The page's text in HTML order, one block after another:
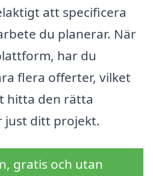
att specificera
du planerar. När
har du
flera offerter, vilket
hitta den rätta
ditt projekt.
gratis och utan